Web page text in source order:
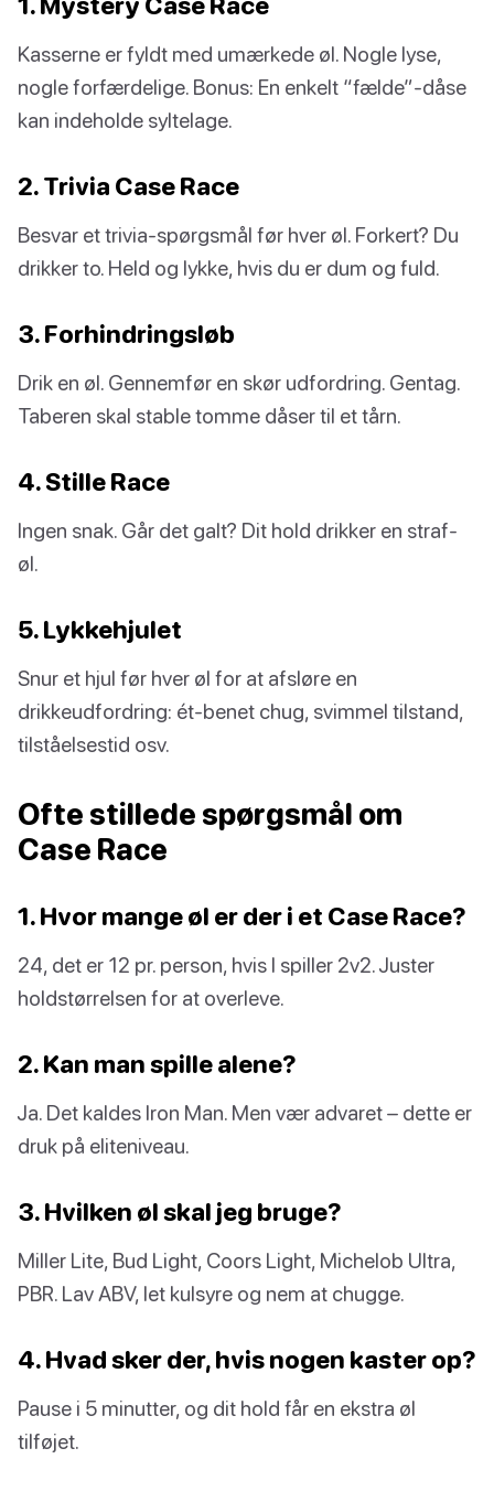
Kasserne er fyldt med umærkede øl. Nogle lyse,
nogle forfærdelige. Bonus: En enkelt “fælde”-dåse
kan indeholde syltelage.
2. Trivia Case Race
Besvar et trivia-spørgsmål før hver øl. Forkert? Du
drikker to. Held og lykke, hvis du er dum og fuld.
3. Forhindringsløb
Drik en øl. Gennemfør en skør udfordring. Gentag.
Taberen skal stable tomme dåser til et tårn.
4. Stille Race
Ingen snak. Går det galt? Dit hold drikker en straf-
øl.
5. Lykkehjulet
Snur et hjul før hver øl for at afsløre en
drikkeudfordring: ét-benet chug, svimmel tilstand,
tilståelsestid osv.
Ofte stillede spørgsmål om
Case Race
1. Hvor mange øl er der i et Case Race?
24, det er 12 pr. person, hvis I spiller 2v2. Juster
holdstørrelsen for at overleve.
2. Kan man spille alene?
Ja. Det kaldes Iron Man. Men vær advaret – dette er
druk på eliteniveau.
3. Hvilken øl skal jeg bruge?
Miller Lite, Bud Light, Coors Light, Michelob Ultra,
PBR. Lav ABV, let kulsyre og nem at chugge.
4. Hvad sker der, hvis nogen kaster op?
Pause i 5 minutter, og dit hold får en ekstra øl
tilføjet.